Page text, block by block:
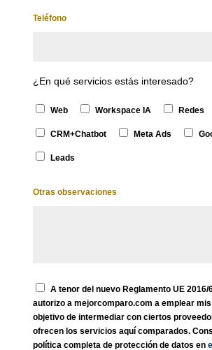
Teléfono
¿En qué servicios estás interesado?
Web Workspace IA Redes
CRM+Chatbot Meta Ads
Leads
Otras observaciones
A tenor del nuevo Reglamento UE 2016/
autorizo a mejorcomparo.com a emplear mis
objetivo de intermediar con ciertos
ofrecen los servicios aquí comparados.
política completa de protección de datos en